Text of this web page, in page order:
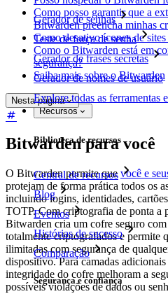
Gerador de senhas
Teste de força de senha
Gerador de frases secretas
Gerador de nomes de usuário
Explore todas as ferramentas
Recursos
Biblioteca de recursos
Central de recursos
Blog
Eventos
Histórias de sucesso
Comparação
Segurança e confiança
Como posso garantir que a
Bitwarden preencha minhas
Como desativo ícones de
Como o Bitwarden está em
segurança?
Saiba mais sobre o Bitwarden
Nesta página
Bitwarden para você
O Bitwarden permite quevocê e
protejam de forma prática todos os
incluindo logins, identidades,
TOTP. Com criptografia de ponta a
Bitwarden cria um cofre seguro
totalmente criptografados e permite
ilimitadas com segurança de
dispositivo. Para camadas
integridade do cofre melhoram a
possíveis violações de dados ou